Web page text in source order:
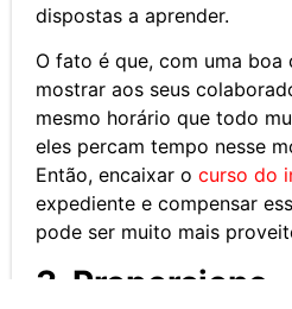
dispostas a aprender.
O fato é que, com uma boa
mostrar aos seus
mesmo horário que todo
eles percam tempo nesse
Então, encaixar o curso do
expediente e compensar
pode ser muito mais
3. Proporcione